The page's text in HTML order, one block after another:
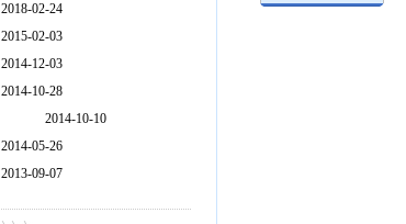
2018-02-24
2015-02-03
2014-12-03
2014-10-28
2014-10-10
2014-05-26
2013-09-07